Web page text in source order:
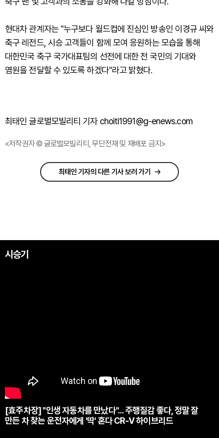
현대차 관계자는 "누구보다 월드컵에 진심인 방송인 이경규 씨와
축구 레전드, 시승 고객들이 함께 모여 응원하는 모습을 통해
대한민국 축구 국가대표팀의 선전에 대한 전 국민의 기대와
염원을 전달할 수 있도록 하겠다"라고 밝혔다.
최태인 글로벌모빌리티 기자 choiti1991@g-enews.com
<저작권자 © 글로벌모빌리티, 무단전재 및 재배포 금지>
최태인 기자의 다른 기사 보러 가기
시승기
[효주차장] "인생 자동차를 만났다"... 주행질감 좋다, 정말 잘
만든 차 찾는 운전자에게 '딱' 혼다 CR-V 하이브리드